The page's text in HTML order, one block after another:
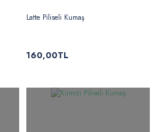
Latte Piliseli Kumaş
160,00TL